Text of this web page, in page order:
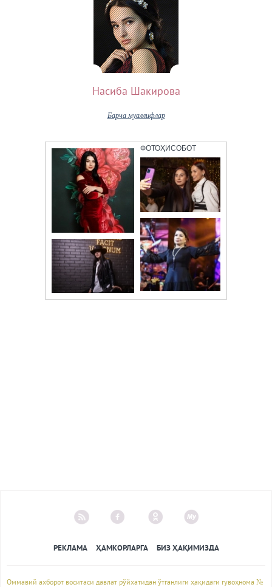
Насиба Шакирова
Барча муаллифлар
ФОТОҲИСОБОТ
РЕКЛАМА ҲАМКОРЛАРГА БИЗ ҲАҚИМИЗДА
Оммавий ахборот воситаси давлат рўйхатидан ўтганлиги ҳақидаги гувоҳнома №